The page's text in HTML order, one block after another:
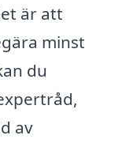
är att
minst
du
av